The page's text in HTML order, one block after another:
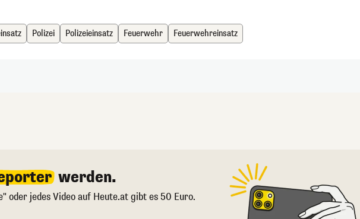
Polizei Polizeieinsatz Feuerwehr Feuerwehreinsatz
werden.
oder jedes Video auf Heute.at gibt es 50 Euro.